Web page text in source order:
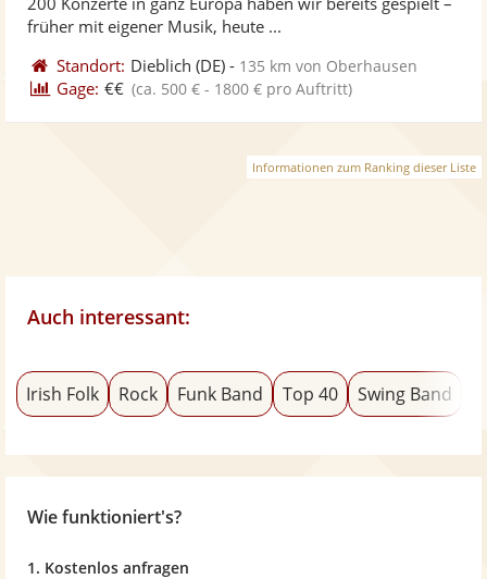
früher mit eigener Musik, heute ...
Standort: Dieblich (DE) - 135 km von Oberhausen
Gage: €€ (ca. 500 € - 1800 € pro Auftritt)
Informationen zum Ranking dieser Liste
Auch interessant:
Irish Folk Rock Funk Band Top 40 Swing Band
Wie funktioniert's?
1. Kostenlos anfragen